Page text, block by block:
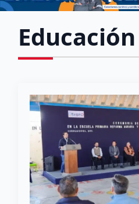
Educación